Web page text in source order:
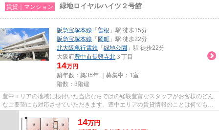
賃貸｜マンション 緑地ロイヤルハイツ２号館
阪急宝塚本線 「 曽根 」駅 徒歩15分
阪急宝塚本線 「 岡町 」駅 徒歩22分
北大阪急行電鉄 「 緑地公園 」駅 徒歩22分
大阪府豊中市長興寺北 ３丁目
14万円
築年数：築35年 ｜募集中： 1室
階数：3階建
豊中エリアの地域に根付いた当店ならではの経験豊富なスタッフがお客様のどん
なご要望にも対応させていただきます。豊中エリアの賃貸情報のことは何でもお
14万円